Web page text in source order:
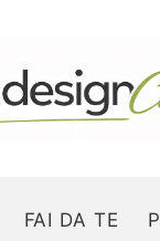
FAI DA TE